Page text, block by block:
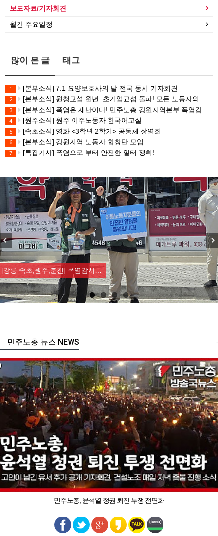
보도자료/기자회견
월간 주요일정
많이 본 글 태그
1 [본부소식] 7.1 요양보호사의 날 전국 동시 기자회견
2 [본부소식] 원청교섭 원년. 초기업교섭 돌파! 모든 노동자의 노동기본권 쟁취! 민주노총 7.15 총파업대회
3 [본부소식] 폭염은 재난이다! 민주노총 강원지역본부 폭염감시단 선포 기자회견
4 [원주소식] 원주 이주노동자 한국어교실
5 [속초소식] 영화 <3학년 2학기> 공동체 상영회
6 [본부소식] 강원지역 노동자 합창단 모임
7 [특집기사] 폭염으로 부터 안전한 일터 쟁취!
[조합원☆인터뷰] 서비스연맹 전국…
주노총 뉴스 NEWS
민주노총, 윤석열 정권 퇴진 투쟁 전면화